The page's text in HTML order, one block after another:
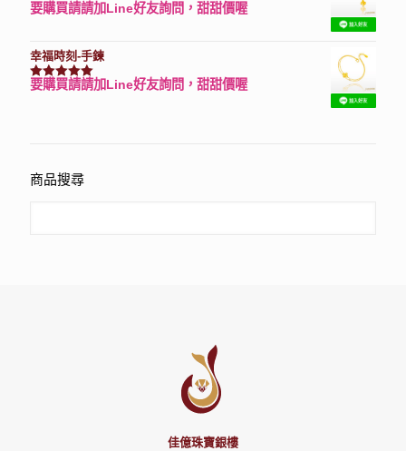
評分7740滿分 5
要購買請請加Line好友詢問，甜甜價喔
幸福時刻-手鍊
評分3150滿分 5
要購買請請加Line好友詢問，甜甜價喔
商品搜尋
佳億珠寶銀樓